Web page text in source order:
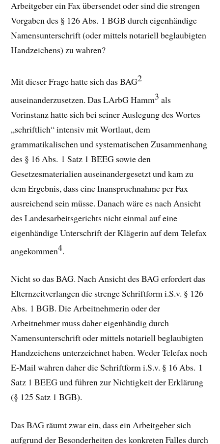
Arbeitgeber ein Fax übersendet oder sind die strengen
Vorgaben des § 126 Abs. 1 BGB durch eigenhändige
Namensunterschrift (oder mittels notariell beglaubigten
Handzeichens) zu wahren?
Mit dieser Frage hatte sich das BAG2
auseinanderzusetzen. Das LArbG Hamm3 als
Vorinstanz hatte sich bei seiner Auslegung des Wortes
„schriftlich“ intensiv mit Wortlaut, dem
grammatikalischen und systematischen Zusammenhang
des § 16 Abs. 1 Satz 1 BEEG sowie den
Gesetzesmaterialien auseinandergesetzt und kam zu
dem Ergebnis, dass eine Inanspruchnahme per Fax
ausreichend sein müsse. Danach wäre es nach Ansicht
des Landesarbeitsgerichts nicht einmal auf eine
eigenhändige Unterschrift der Klägerin auf dem Telefax
angekommen4.
Nicht so das BAG. Nach Ansicht des BAG erfordert das
Elternzeitverlangen die strenge Schriftform i.S.v. § 126
Abs. 1 BGB. Die Arbeitnehmerin oder der
Arbeitnehmer muss daher eigenhändig durch
Namensunterschrift oder mittels notariell beglaubigten
Handzeichens unterzeichnet haben. Weder Telefax noch
E-Mail wahren daher die Schriftform i.S.v. § 16 Abs. 1
Satz 1 BEEG und führen zur Nichtigkeit der Erklärung
(§ 125 Satz 1 BGB).
Das BAG räumt zwar ein, dass ein Arbeitgeber sich
aufgrund der Besonderheiten des konkreten Falles durch